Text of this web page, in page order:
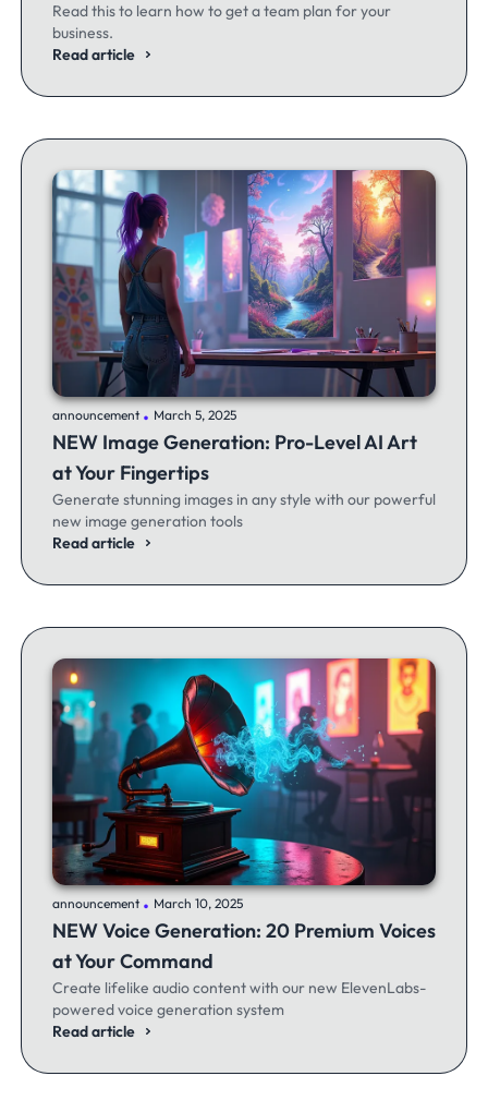
Read this to learn how to get a team plan for your
business.
Read article
announcement .March 5, 2025
NEW Image Generation: Pro-Level AI Art
at Your Fingertips
Generate stunning images in any style with our powerful
new image generation tools
Read article
announcement .March 10, 2025
NEW Voice Generation: 20 Premium Voices
at Your Command
Create lifelike audio content with our new ElevenLabs-
powered voice generation system
Read article